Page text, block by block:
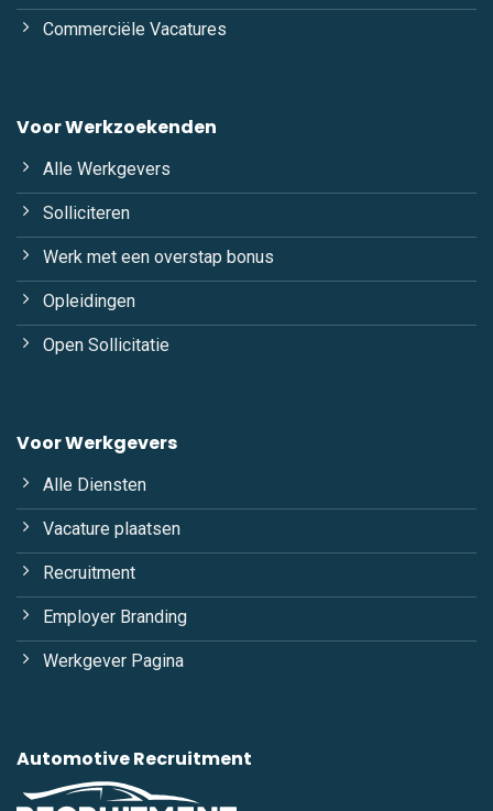
Commerciële Vacatures
Voor Werkzoekenden
Alle Werkgevers
Solliciteren
Werk met een overstap bonus
Opleidingen
Open Sollicitatie
Voor Werkgevers
Alle Diensten
Vacature plaatsen
Recruitment
Employer Branding
Werkgever Pagina
Automotive Recruitment